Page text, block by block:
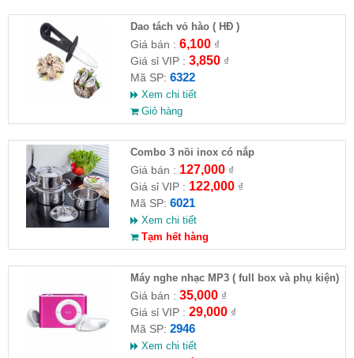
Dao tách vỏ hào ( HĐ )
Giá bán : 6,100₫
Giá sỉ VIP : 3,850₫
Mã SP: 6322
Xem chi tiết
Giỏ hàng
Combo 3 nồi inox có nắp
Giá bán : 127,000₫
Giá sỉ VIP : 122,000₫
Mã SP: 6021
Xem chi tiết
Tạm hết hàng
Máy nghe nhạc MP3 ( full box và phụ kiện)
Giá bán : 35,000₫
Giá sỉ VIP : 29,000₫
Mã SP: 2946
Xem chi tiết